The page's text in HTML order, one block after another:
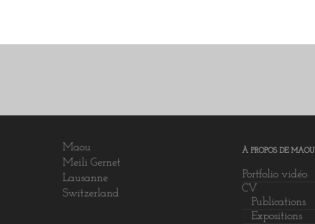
Maou
Meili Gernet
Lausanne
Switzerland
À PROPOS DE MAOU
Portfolio vidéo
CV
Publications
Expositions